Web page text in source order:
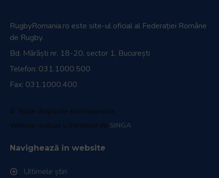
RugbyRomania.ro este site-ul oficial al Federației Române
de Rugby.
Bd. Mărăști nr. 18-20, sector 1, București
Telefon: 031.1000.500
Fax: 031.1000.400
© Toate drepturile sunt rezervate.
Website realizat și întreținut de SINGA
Navighează în website
Ultimele știri